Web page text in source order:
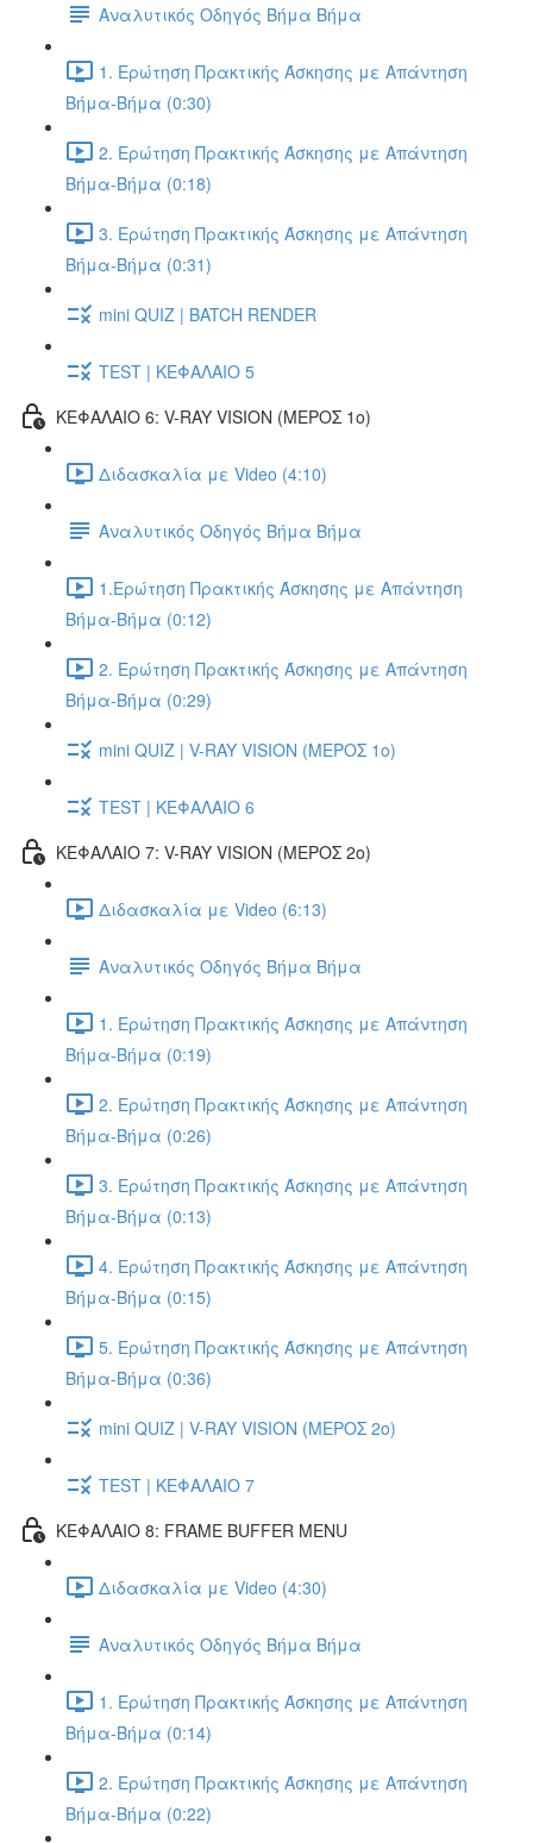
Αναλυτικός Οδηγός Βήμα Βήμα
1. Ερώτηση Πρακτικής Άσκησης με Απάντηση
Βήμα-Βήμα (0:30)
2. Ερώτηση Πρακτικής Άσκησης με Απάντηση
Βήμα-Βήμα (0:18)
3. Ερώτηση Πρακτικής Άσκησης με Απάντηση
Βήμα-Βήμα (0:31)
mini QUIZ | BATCH RENDER
TEST | ΚΕΦΑΛΑΙΟ 5
ΚΕΦΑΛΑΙΟ 6: V-RAY VISION (ΜΕΡΟΣ 1ο)
Διδασκαλία με Video (4:10)
Αναλυτικός Οδηγός Βήμα Βήμα
1.Ερώτηση Πρακτικής Άσκησης με Απάντηση
Βήμα-Βήμα (0:12)
2. Ερώτηση Πρακτικής Άσκησης με Απάντηση
Βήμα-Βήμα (0:29)
mini QUIZ | V-RAY VISION (ΜΕΡΟΣ 1ο)
TEST | ΚΕΦΑΛΑΙΟ 6
ΚΕΦΑΛΑΙΟ 7: V-RAY VISION (ΜΕΡΟΣ 2ο)
Διδασκαλία με Video (6:13)
Αναλυτικός Οδηγός Βήμα Βήμα
1. Ερώτηση Πρακτικής Άσκησης με Απάντηση
Βήμα-Βήμα (0:19)
2. Ερώτηση Πρακτικής Άσκησης με Απάντηση
Βήμα-Βήμα (0:26)
3. Ερώτηση Πρακτικής Άσκησης με Απάντηση
Βήμα-Βήμα (0:13)
4. Ερώτηση Πρακτικής Άσκησης με Απάντηση
Βήμα-Βήμα (0:15)
5. Ερώτηση Πρακτικής Άσκησης με Απάντηση
Βήμα-Βήμα (0:36)
mini QUIZ | V-RAY VISION (ΜΕΡΟΣ 2ο)
TEST | ΚΕΦΑΛΑΙΟ 7
ΚΕΦΑΛΑΙΟ 8: FRAME BUFFER MENU
Διδασκαλία με Video (4:30)
Αναλυτικός Οδηγός Βήμα Βήμα
1. Ερώτηση Πρακτικής Άσκησης με Απάντηση
Βήμα-Βήμα (0:14)
2. Ερώτηση Πρακτικής Άσκησης με Απάντηση
Βήμα-Βήμα (0:22)